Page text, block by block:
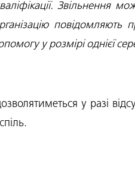
у розмірі однієї
у разі